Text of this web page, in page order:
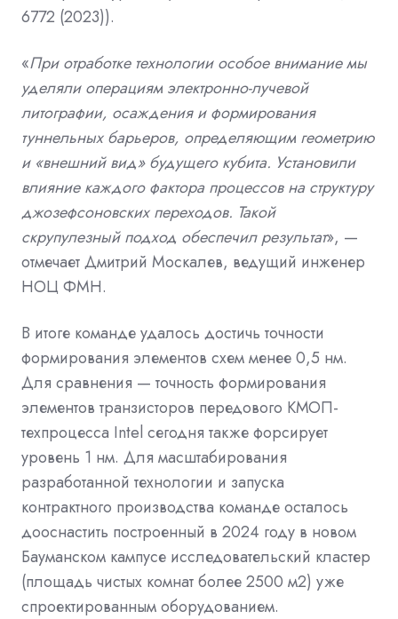
6772 (2023)).
«При отработке технологии особое внимание мы
уделяли операциям электронно-лучевой
литографии, осаждения и формирования
туннельных барьеров, определяющим геометрию
и «внешний вид» будущего кубита. Установили
влияние каждого фактора процессов на структуру
джозефсоновских переходов. Такой
скрупулезный подход обеспечил результат», —
отмечает Дмитрий Москалев, ведущий инженер
НОЦ ФМН.
В итоге команде удалось достичь точности
формирования элементов схем менее 0,5 нм.
Для сравнения — точность формирования
элементов транзисторов передового КМОП-
техпроцесса Intel сегодня также форсирует
уровень 1 нм. Для масштабирования
разработанной технологии и запуска
контрактного производства команде осталось
дооснастить построенный в 2024 году в новом
Бауманском кампусе исследовательский кластер
(площадь чистых комнат более 2500 м2) уже
спроектированным оборудованием.